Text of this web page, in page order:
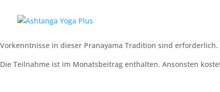
Wir üben gemeinsam die Vorbereitungsübungen sowie die
Vorkenntnisse in dieser Pranayama Tradition sind
Die Teilnahme ist im Monatsbeitrag enthalten. Ansonsten